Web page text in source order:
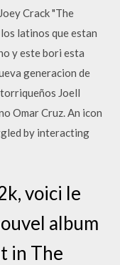
Crack "The
latinos que estan
y este bori esta
generacion de
Joell
Omar Cruz. An icon
by interacting
voici le
album
in The